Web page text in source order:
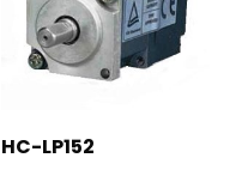
HC-LP152